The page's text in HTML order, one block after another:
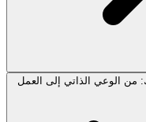
من الوعي الذاتي إلى العمل